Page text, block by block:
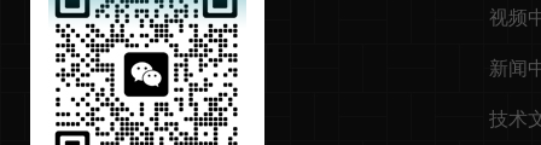
视频
新闻
技术